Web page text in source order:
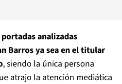
analizadas
Barros ya sea en el titular
, siendo la única persona
atrajo la atención mediática